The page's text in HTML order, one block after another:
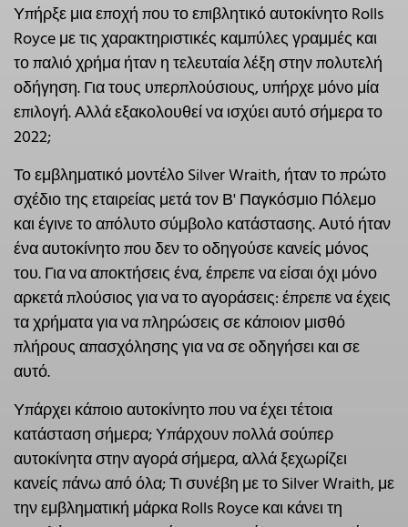
Υπήρξε μια εποχή που το επιβλητικό αυτοκίνητο Rolls
Royce με τις χαρακτηριστικές καμπύλες γραμμές και
το παλιό χρήμα ήταν η τελευταία λέξη στην πολυτελή
οδήγηση. Για τους υπερπλούσιους, υπήρχε μόνο μία
επιλογή. Αλλά εξακολουθεί να ισχύει αυτό σήμερα το
2022;
Το εμβληματικό μοντέλο Silver Wraith, ήταν το πρώτο
σχέδιο της εταιρείας μετά τον Β' Παγκόσμιο Πόλεμο
και έγινε το απόλυτο σύμβολο κατάστασης. Αυτό ήταν
ένα αυτοκίνητο που δεν το οδηγούσε κανείς μόνος
του. Για να αποκτήσεις ένα, έπρεπε να είσαι όχι μόνο
αρκετά πλούσιος για να το αγοράσεις: έπρεπε να έχεις
τα χρήματα για να πληρώσεις σε κάποιον μισθό
πλήρους απασχόλησης για να σε οδηγήσει και σε
αυτό.
Υπάρχει κάποιο αυτοκίνητο που να έχει τέτοια
κατάσταση σήμερα; Υπάρχουν πολλά σούπερ
αυτοκίνητα στην αγορά σήμερα, αλλά ξεχωρίζει
κανείς πάνω από όλα; Τι συνέβη με το Silver Wraith, με
την εμβληματική μάρκα Rolls Royce και κάνει τη